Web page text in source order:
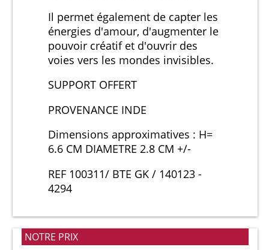
Il permet également de capter les
énergies d'amour, d'augmenter le
pouvoir créatif et d'ouvrir des
voies vers les mondes invisibles.
SUPPORT OFFERT
PROVENANCE INDE
Dimensions approximatives : H=
6.6 CM DIAMETRE 2.8 CM +/-
REF 100311/ BTE GK / 140123 -
4294
NOTRE PRIX